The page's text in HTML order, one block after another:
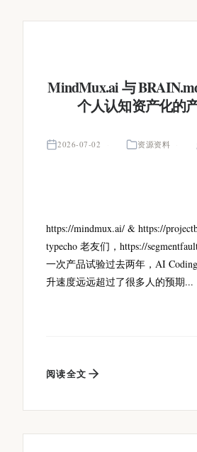
MindMux.ai 与
个人认知资产化的
2026-07-02 资源资料
https://mindmux.ai/ & https://
typecho 老友们，https://
一次产品试验过去两年，AI
升速度远远超过了很多人的预期...
阅读全文